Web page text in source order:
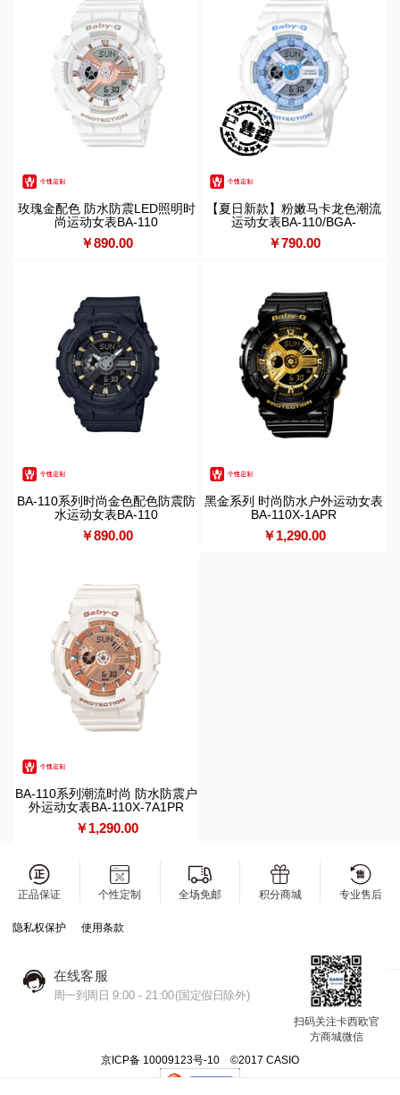
玫瑰金配色 防水防震LED照明时
尚运动女表BA-110
￥890.00
【夏日新款】粉嫩马卡龙色潮流
运动女表BA-110/BGA-
180BE/BGA-190BE
￥790.00
BA-110系列时尚金色配色防震防
水运动女表BA-110
￥890.00
黑金系列 时尚防水户外运动女表
BA-110X-1APR
￥1,290.00
BA-110系列潮流时尚 防水防震户
外运动女表BA-110X-7A1PR
￥1,290.00
正品保证 个性定制 全场免邮 积分商城 专业售后
隐私权保护 使用条款
在线客服
周一到周日 9:00 - 21:00(国定假日除外)
扫码关注卡西欧官
方商城微信
京ICP备 10009123号-10 ©2017 CASIO